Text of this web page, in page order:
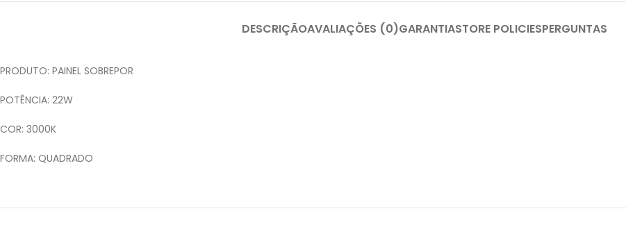
DESCRIÇÃOAVALIAÇÕES (0)GARANTIASTORE POLICIESPERGUNTAS
PRODUTO: PAINEL SOBREPOR
POTÊNCIA: 22W
COR: 3000K
FORMA: QUADRADO